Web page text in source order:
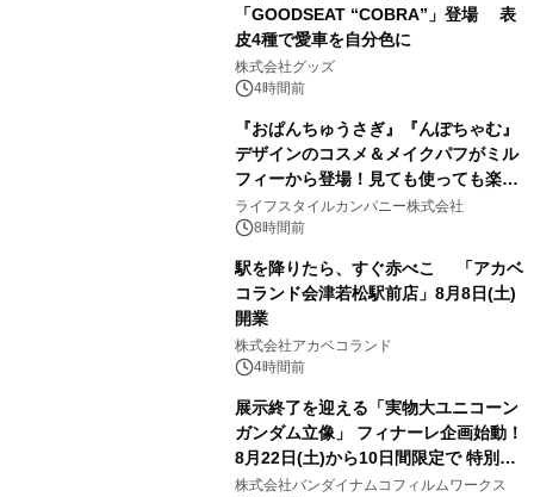
「GOODSEAT “COBRA”」登場 表
皮4種で愛車を自分色に
株式会社グッズ
4時間前
『おぱんちゅうさぎ』『んぽちゃむ』
デザインのコスメ＆メイクパフがミル
フィーから登場！見ても使っても楽し
い、ポップでキュートなコレクショ
ン。
ライフスタイルカンパニー株式会社
8時間前
駅を降りたら、すぐ赤べこ 「アカベ
コランド会津若松駅前店」8月8日(土)
開業
株式会社アカベコランド
4時間前
展示終了を迎える「実物大ユニコーン
ガンダム立像」 フィナーレ企画始動！
8月22日(土)から10日間限定で 特別映
像『UNICORN GUNDAM Statue ―
株式会社バンダイナムコフィルムワークス